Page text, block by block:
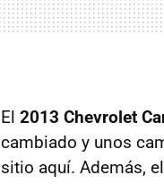
El 2013 Chevrolet
cambiado y unos
sitio aquí. Además, el